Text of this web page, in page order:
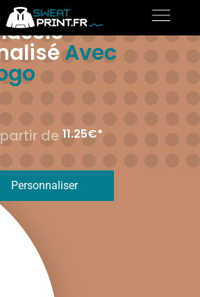
Avec
de 11.25€*
Personnaliser